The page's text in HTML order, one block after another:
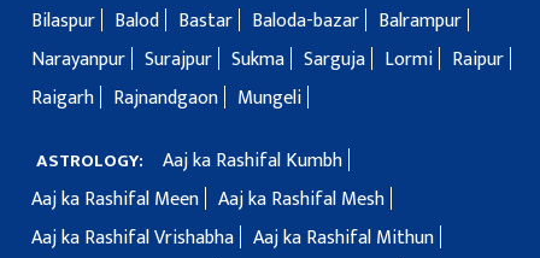
Bilaspur
Balod Bastar Baloda-bazar
Balrampur
Narayanpur Surajpur Sukma Sarguja Lormi
Raipur
Raigarh
Rajnandgaon Mungeli
ASTROLOGY:
Aaj ka Rashifal Kumbh
Aaj ka Rashifal Meen Aaj ka Rashifal Mesh
Aaj ka Rashifal Vrishabha Aaj ka Rashifal Mithun